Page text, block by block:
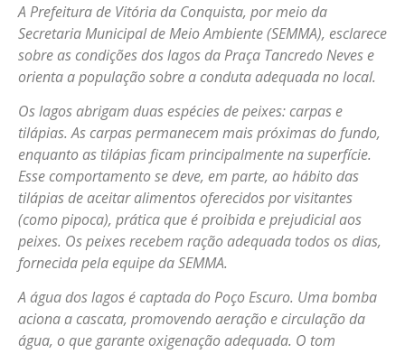
A Prefeitura de Vitória da Conquista, por meio da
Secretaria Municipal de Meio Ambiente (SEMMA), esclarece
sobre as condições dos lagos da Praça Tancredo Neves e
orienta a população sobre a conduta adequada no local.
Os lagos abrigam duas espécies de peixes: carpas e
tilápias. As carpas permanecem mais próximas do fundo,
enquanto as tilápias ficam principalmente na superfície.
Esse comportamento se deve, em parte, ao hábito das
tilápias de aceitar alimentos oferecidos por visitantes
(como pipoca), prática que é proibida e prejudicial aos
peixes. Os peixes recebem ração adequada todos os dias,
fornecida pela equipe da SEMMA.
A água dos lagos é captada do Poço Escuro. Uma bomba
aciona a cascata, promovendo aeração e circulação da
água, o que garante oxigenação adequada. O tom